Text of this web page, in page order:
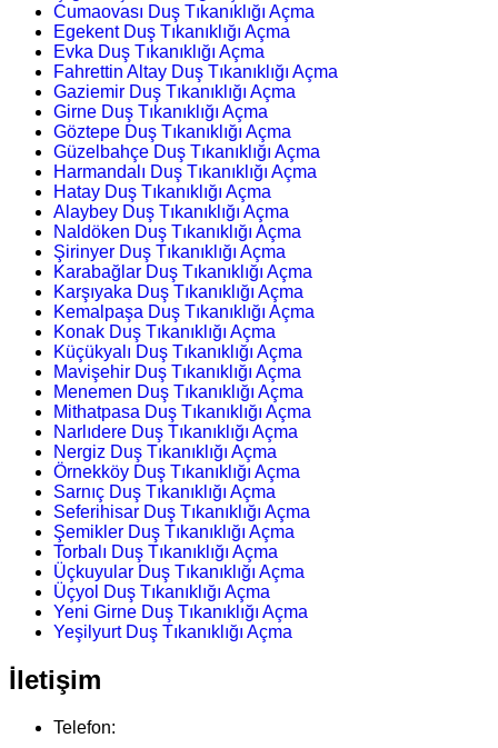
Cumaovası Duş Tıkanıklığı Açma
Egekent Duş Tıkanıklığı Açma
Evka Duş Tıkanıklığı Açma
Fahrettin Altay Duş Tıkanıklığı Açma
Gaziemir Duş Tıkanıklığı Açma
Girne Duş Tıkanıklığı Açma
Göztepe Duş Tıkanıklığı Açma
Güzelbahçe Duş Tıkanıklığı Açma
Harmandalı Duş Tıkanıklığı Açma
Hatay Duş Tıkanıklığı Açma
Alaybey Duş Tıkanıklığı Açma
Naldöken Duş Tıkanıklığı Açma
Şirinyer Duş Tıkanıklığı Açma
Karabağlar Duş Tıkanıklığı Açma
Karşıyaka Duş Tıkanıklığı Açma
Kemalpaşa Duş Tıkanıklığı Açma
Konak Duş Tıkanıklığı Açma
Küçükyalı Duş Tıkanıklığı Açma
Mavişehir Duş Tıkanıklığı Açma
Menemen Duş Tıkanıklığı Açma
Mithatpasa Duş Tıkanıklığı Açma
Narlıdere Duş Tıkanıklığı Açma
Nergiz Duş Tıkanıklığı Açma
Örnekköy Duş Tıkanıklığı Açma
Sarnıç Duş Tıkanıklığı Açma
Seferihisar Duş Tıkanıklığı Açma
Şemikler Duş Tıkanıklığı Açma
Torbalı Duş Tıkanıklığı Açma
Üçkuyular Duş Tıkanıklığı Açma
Üçyol Duş Tıkanıklığı Açma
Yeni Girne Duş Tıkanıklığı Açma
Yeşilyurt Duş Tıkanıklığı Açma
İletişim
Telefon: